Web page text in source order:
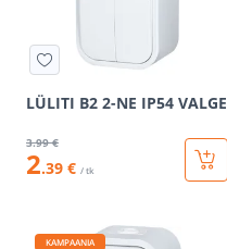
LÜLITI B2 2-NE IP54 VALGE
3.99 €
2.39 € / tk
KAMPAANIA